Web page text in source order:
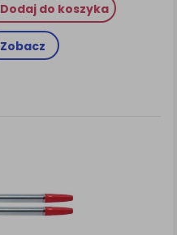
Dodaj do koszyka
Zobacz